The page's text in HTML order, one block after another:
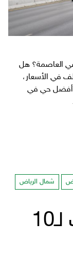
في العاصمة؟ هل
تضم أكثر من 100 حي تختلف في الأسعار،
أفضل حي في
شمال الرياض
أحياء الرياض: دليلك لـ10